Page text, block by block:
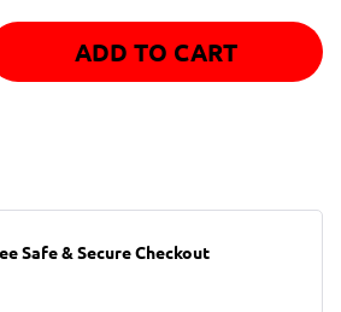
ADD TO CART
Safe & Secure Checkout